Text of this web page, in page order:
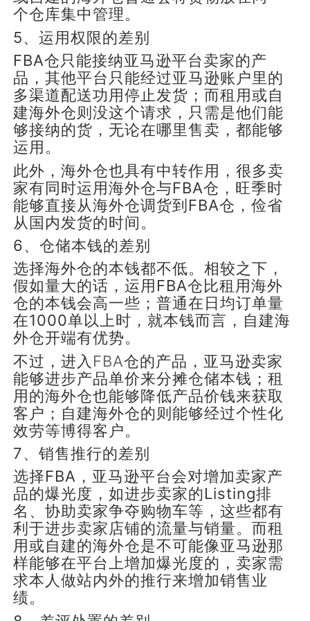
个仓库集中管理。
5、运用权限的差别
FBA仓只能接纳亚马逊平台卖家的产
品，其他平台只能经过亚马逊账户里的
多渠道配送功用停止发货；而租用或自
建海外仓则没这个请求，只需是他们能
够接纳的货，无论在哪里售卖，都能够
运用。
此外，海外仓也具有中转作用，很多卖
家有同时运用海外仓与FBA仓，旺季时
能够直接从海外仓调货到FBA仓，俭省
从国内发货的时间。
6、仓储本钱的差别
选择海外仓的本钱都不低。相较之下，
假如量大的话，运用FBA仓比租用海外
仓的本钱会高一些；普通在日均订单量
在1000单以上时，就本钱而言，自建海
外仓开端有优势。
不过，进入 FBA仓的产品，亚马逊卖家
能够进步产品单价来分摊仓储本钱；租
用的海外仓也能够降低产品价钱来获取
客户；自建海外仓的则能够经过个性化
效劳等博得客户。
7、销售推行的差别
选择FBA，亚马逊平台会对增加卖家产
品的爆光度，如进步卖家的Listing排
名、协助卖家争夺购物车等，这些都有
利于进步卖家店铺的流量与销量。而租
用或自建的海外仓是不可能像亚马逊那
样能够在平台上增加爆光度的，卖家需
求本人做站内外的推行来增加销售业
绩。